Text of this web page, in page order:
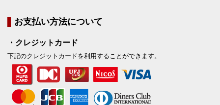
お支払い方法について
・クレジットカード
下記のクレジットカードを利用することができます。